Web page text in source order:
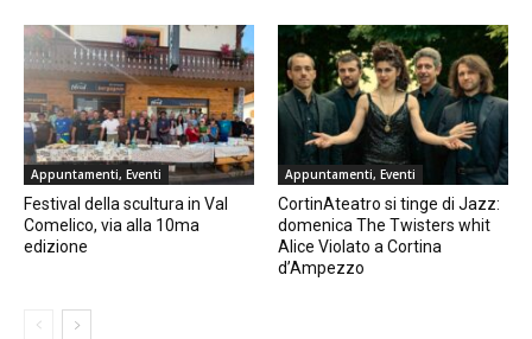
Appuntamenti, Eventi
Festival della scultura in Val
Comelico, via alla 10ma
edizione
Appuntamenti, Eventi
CortinAteatro si tinge di Jazz:
domenica The Twisters whit
Alice Violato a Cortina
d’Ampezzo